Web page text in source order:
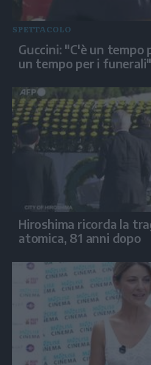
SPETTACOLO
Guccini: "C'è un tempo
un tempo per i funerali"
Hiroshima ricorda la
atomica, 81 anni dopo